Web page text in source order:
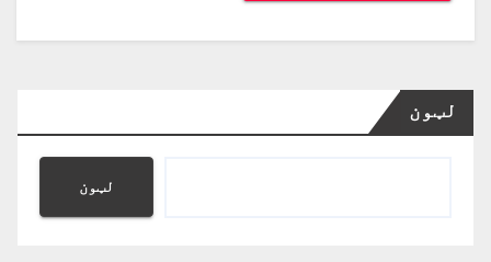
لټون
لټون